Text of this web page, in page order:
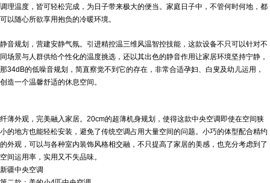
调理温度，皆可轻松完成，为日子带来极大的便当。家庭日子中，不管何时何地，都
可以随心所欲享用抱负的冷暖环境。
静音规划，营建安静气氛。引进精控温三维风温智控技能，这款设备不只可以针对不
同场景与人群供给个性化的温度挑选，还以其出色的静音作用让家居环境坚持宁静，
那34dB的低噪音规划，简直察觉不到它的存在，非常合适孕妇、白叟及幼儿运用，
创造一个温馨舒适的休息空间。
纤薄外观，完美融入家居。20cm的超薄机身规划，使得这款中央空调即使在空间狭
小的地方也能轻松安装，避免了传统空调占用大量空间的问题。小巧的体型配合精约
的外观，可以与各种室内装饰风格相交融，不只提高了家居的美感，也充分考虑到了
空间运用率，实用又不失品味。
新疆中央空调